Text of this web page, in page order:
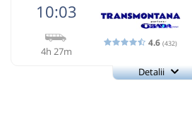
10:03
4h 27m
4.6 (432)
Detalii